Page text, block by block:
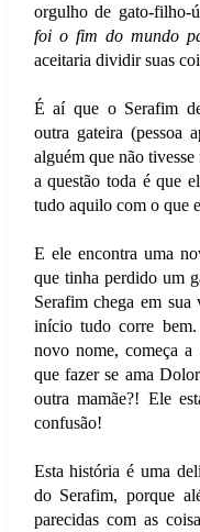
orgulho de gato-filho-
foi o fim do mundo
aceitaria dividir suas
É aí que o Serafim
outra gateira (pessoa
alguém que não
a questão toda é que
tudo aquilo com o que
E ele encontra uma
que tinha perdido um
Serafim chega em
início tudo corre
novo nome, começa a
que fazer se ama
outra mamãe?! Ele
confusão!
Esta história é uma
do Serafim, porque
parecidas com as